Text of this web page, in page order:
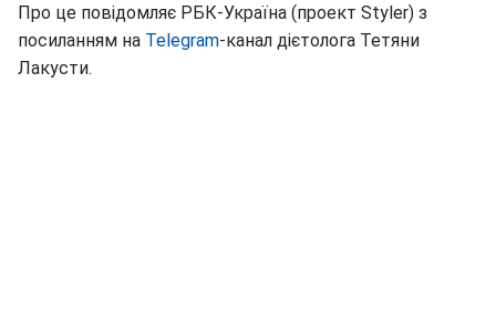
Про це повідомляє РБК-Україна (проект Styler) з
посиланням на Telegram-канал дієтолога Тетяни
Лакусти.